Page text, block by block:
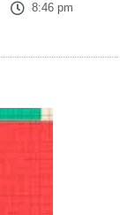
8:46 pm